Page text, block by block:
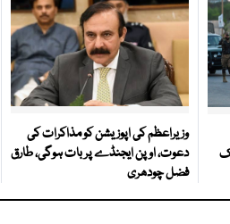
وزیراعظم کی اپوزیشن کو مذاکرات کی
دعوت، اوپن ایجنڈے پر بات ہوگی، طارق
فضل چودھری